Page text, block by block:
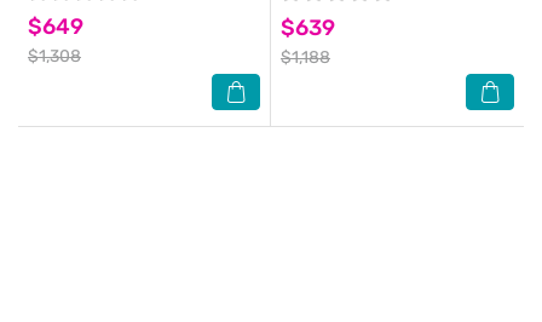
$649
$1,308
$639
$1,188